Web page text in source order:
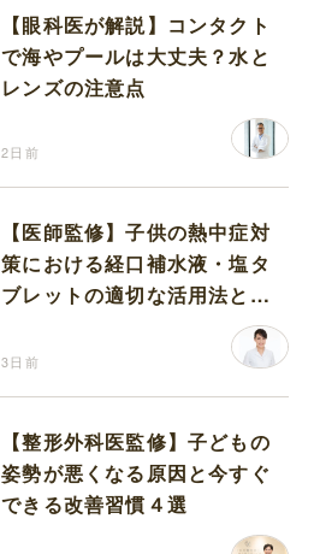
【眼科医が解説】コンタクト
で海やプールは大丈夫？水と
レンズの注意点
2日前
【医師監修】子供の熱中症対
策における経口補水液・塩タ
ブレットの適切な活用法と水
3日前
【整形外科医監修】子どもの
姿勢が悪くなる原因と今すぐ
できる改善習慣４選